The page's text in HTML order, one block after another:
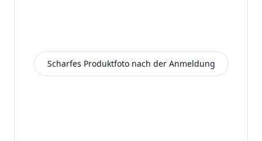
Scharfes Produktfoto nach der Anmeldung